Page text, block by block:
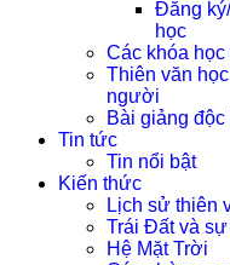
Đăng
học
Các khóa học
Thiên văn
người
Bài giảng độc
Tin tức
Tin nổi bật
Kiến thức
Lịch sử thiên
Trái Đất và sự
Hệ Mặt Trời